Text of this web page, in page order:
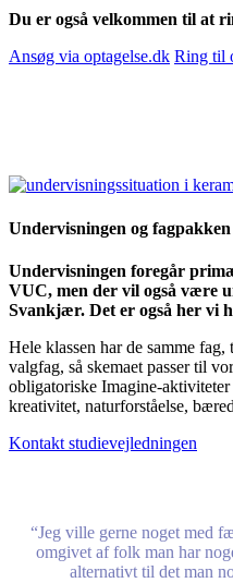
Du er også velkommen til at
Ansøg via optagelse.dk Ring til
Undervisningen og fagpakken
Undervisningen foregår
VUC, men der vil også være
Svankjær. Det er også her vi
Hele klassen har de samme
valgfag, så skemaet passer til
obligatoriske Imagine-
kreativitet, naturforståelse,
Kontakt studievejledningen
“Jeg ville gerne noget med
omgivet af folk man har
alternativt til det man